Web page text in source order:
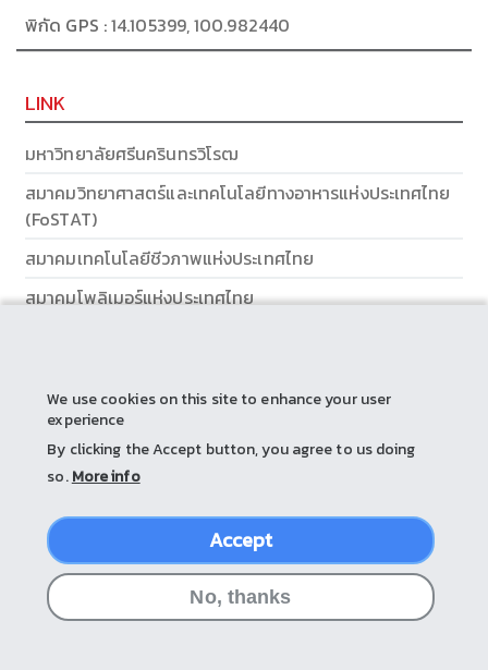
พิกัด GPS :14.105399, 100.982440
LINK
มหาวิทยาลัยศรีนครินทรวิโรฒ
สมาคมวิทยาศาสตร์และเทคโนโลยีทางอาหารแห่งประเทศไทย
(FoSTAT)
สมาคมเทคโนโลยีชีวภาพแห่งประเทศไทย
สมาคมโพลิเมอร์แห่งประเทศไทย
© 2026 by Srinakharinwirot University
We use cookies on this site to enhance your user
experience
By clicking the Accept button, you agree to us doing
so. More info
Accept
No, thanks